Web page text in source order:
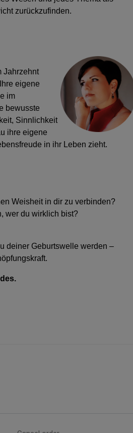
zurückzufinden.
Jahrzehnt
eigene
im
bewusste
Sinnlichkeit
ihre eigene
in ihr Leben zieht.
Weisheit in dir zu verbinden?
wer du wirklich bist?
deiner Geburtswelle werden –